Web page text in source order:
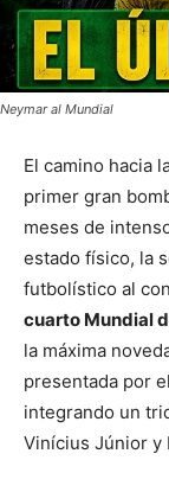
Neymar al Mundial
El camino hacia
primer gran
meses de
estado físico, la
futbolístico al
cuarto Mundial
la máxima
presentada por
integrando un
Vinícius Júnior y